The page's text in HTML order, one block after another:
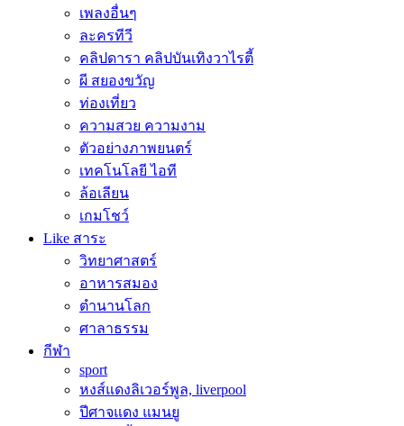
เพลงอื่นๆ
ละครทีวี
คลิปดารา คลิปบันเทิงวาไรตี้
ผี สยองขวัญ
ท่องเที่ยว
ความสวย ความงาม
ตัวอย่างภาพยนตร์
เทคโนโลยี ไอที
ล้อเลียน
เกมโชว์
Like สาระ
วิทยาศาสตร์
อาหารสมอง
ตำนานโลก
ศาลาธรรม
กีฬา
sport
หงส์แดงลิเวอร์พูล, liverpool
ปีศาจแดง แมนยู